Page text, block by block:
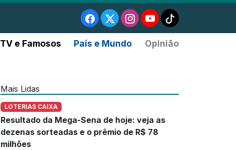
TV e Famosos País e Mundo Opinião
Mais Lidas
LOTERIAS CAIXA
Resultado da Mega-Sena de hoje: veja as
dezenas sorteadas e o prêmio de R$ 78
milhões